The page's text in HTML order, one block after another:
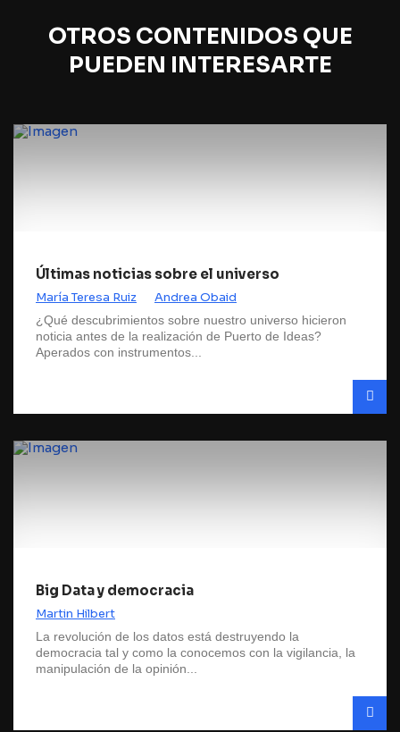
OTROS CONTENIDOS QUE
PUEDEN INTERESARTE
Últimas noticias sobre el universo
María Teresa Ruiz Andrea Obaid
¿Qué descubrimientos sobre nuestro universo hicieron
noticia antes de la realización de Puerto de Ideas?
Aperados con instrumentos...
Big Data y democracia
Martin Hilbert
La revolución de los datos está destruyendo la
democracia tal y como la conocemos con la vigilancia, la
manipulación de la opinión...